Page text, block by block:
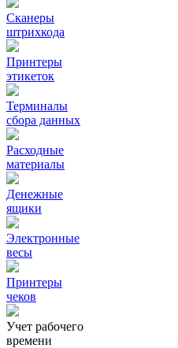
Сканеры
штрихкода
Принтеры
этикеток
Терминалы
сбора данных
Расходные
материалы
Денежные
ящики
Электронные
весы
Принтеры
чеков
Учет рабочего
времени